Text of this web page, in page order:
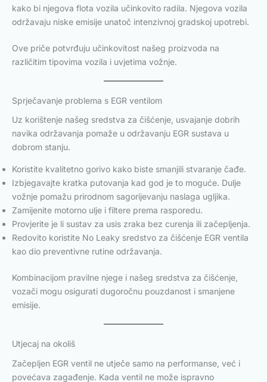
kako bi njegova flota vozila učinkovito radila. Njegova vozila
održavaju niske emisije unatoč intenzivnoj gradskoj upotrebi.
Ove priče potvrđuju učinkovitost našeg proizvoda na
različitim tipovima vozila i uvjetima vožnje.
Sprječavanje problema s EGR ventilom
Uz korištenje našeg sredstva za čišćenje, usvajanje dobrih
navika održavanja pomaže u održavanju EGR sustava u
dobrom stanju.
Koristite kvalitetno gorivo kako biste smanjili stvaranje čađe.
Izbjegavajte kratka putovanja kad god je to moguće. Dulje
vožnje pomažu prirodnom sagorijevanju naslaga ugljika.
Zamijenite motorno ulje i filtere prema rasporedu.
Provjerite je li sustav za usis zraka bez curenja ili začepljenja.
Redovito koristite No Leaky sredstvo za čišćenje EGR ventila
kao dio preventivne rutine održavanja.
Kombinacijom pravilne njege i našeg sredstva za čišćenje,
vozači mogu osigurati dugoročnu pouzdanost i smanjene
emisije.
Utjecaj na okoliš
Začepljen EGR ventil ne utječe samo na performanse, već i
povećava zagađenje. Kada ventil ne može ispravno